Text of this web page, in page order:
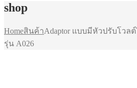
shop
Homeสินค้าAdaptor แบบมีหัวปรับโวล
รุ่น A026